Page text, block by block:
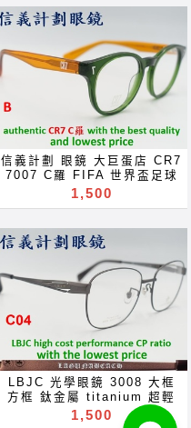
glasögon Gelas चश्मा めが
ね 안경 Okulary specula
ImeMyself Eyewear
casual wear clothes and
accessories
老花 多焦點 鏡片 近视 眼镜
抗藍光 濾藍光 變色鏡片 抗蓝
光 滤蓝光 全視線 變色鏡片
全视线 变色镜片 optical
frames spectacles
glasses Rx prescription
for near far sighted
reading glass blue block
lenses blue light block
filter eyeglasses
Акуляры Kacamata Gafas
Des lunettes نظارات очки
Brýle Mga Salamin
occhiali Gläser szemüveg
glasögon Gelas चश्मा めが
ね 안경 Okulary specula
ImeMyself Eyewear
casual wear clothes and
accessories
信義計劃 眼鏡 大巨蛋店 CR7
7007 C羅 FIFA 世界盃足球
賽 世足賽 膠框 圓框 波士頓
可配 近視 老花 多焦點 鏡片
近视 眼镜 抗藍光 濾藍光 變
色鏡片 抗蓝光 滤蓝光 全視線
變色鏡片 全视线 变色镜片
optical frames spectacles
glasses Rx prescription
for near far sighted
reading glass blue block
lenses blue light block
filter eyeglasses
Акуляры Kacamata Gafas
Des lunettes نظارات очки
Brýle Mga Salamin
occhiali Gläser szemüveg
1,500
LBJC 光學眼鏡 3008 大框
方框 鈦金屬 titanium 超輕
超彈性 optical frames
1,500